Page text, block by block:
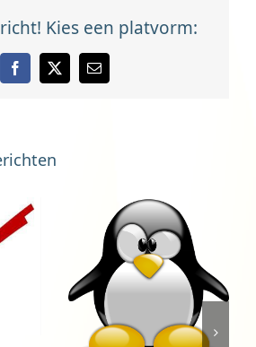
Kies een platvorm:
Facebook
X
E-